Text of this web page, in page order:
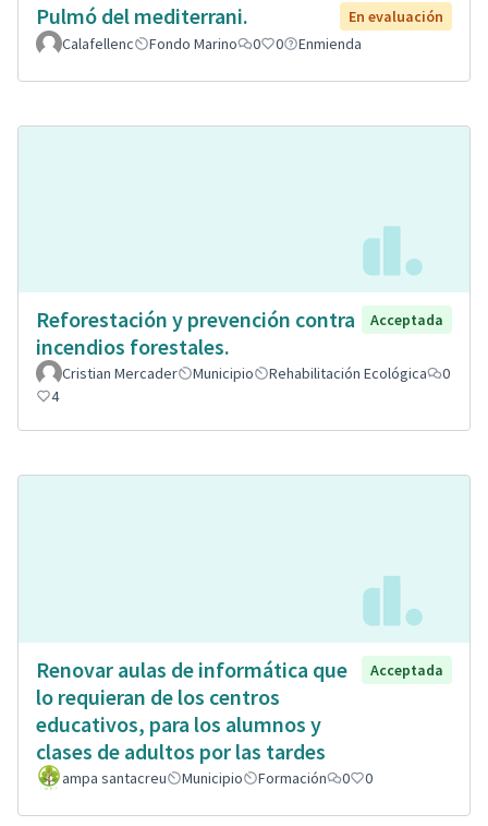
Pulmó del mediterrani.
En evaluación
Calafellenc
Fondo Marino 0 0 Enmienda
Reforestación y prevención contra
incendios forestales.
Acceptada
Cristian Mercader Municipio Rehabilitación Ecológica
0
4
Renovar aulas de informática que
lo requieran de los centros
educativos, para los alumnos y
clases de adultos por las tardes
Acceptada
ampa santacreu Municipio Formación 0 0